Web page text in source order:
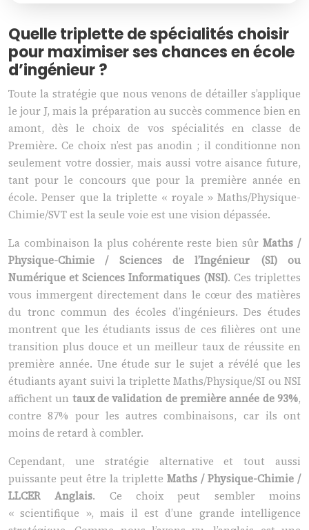
Quelle triplette de spécialités choisir
pour maximiser ses chances en école
d’ingénieur ?
Toute la stratégie que nous venons de détailler s’applique
le jour J, mais la préparation au succès commence bien en
amont, dès le choix de vos spécialités en classe de
Première. Ce choix n’est pas anodin ; il conditionne non
seulement votre dossier, mais aussi votre aisance future,
tant pour le concours que pour la première année en
école. Penser que la triplette « royale » Maths/Physique-
Chimie/SVT est la seule voie est une vision dépassée.
La combinaison la plus cohérente reste bien sûrMaths /
Physique-Chimie / Sciences de l’Ingénieur (SI) ou
Numérique et Sciences Informatiques (NSI). Ces triplettes
vous immergent directement dans le cœur des matières
du tronc commun des écoles d’ingénieurs. Des études
montrent que les étudiants issus de ces filières ont une
transition plus douce et un meilleur taux de réussite en
première année. Une étude sur le sujet a révélé que les
étudiants ayant suivi la triplette Maths/Physique/SI ou NSI
affichent un taux de validation de première année de 93%,
contre 87% pour les autres combinaisons, car ils ont
moins de retard à combler.
Cependant, une stratégie alternative et tout aussi
puissante peut être la triplette Maths / Physique-Chimie /
LLCER Anglais. Ce choix peut sembler moins
« scientifique », mais il est d’une grande intelligence